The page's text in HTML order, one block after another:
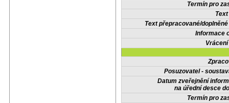
Termín pro
Text přepracované/
Informace
Posuzovatel -
Datum zveřejnění
na úřední desce
Termín pro